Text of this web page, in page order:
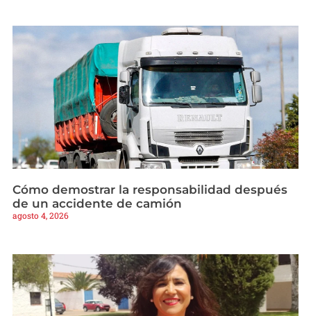
Cómo demostrar la responsabilidad después
de un accidente de camión
agosto 4, 2026